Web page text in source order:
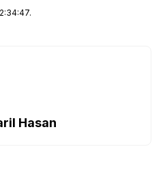
Hasan